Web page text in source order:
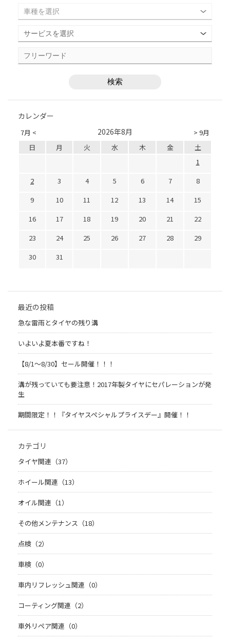
カレンダー
7月 < > 9月
2026年8月
日 月 火 水 木 金
土
1
2
3 4 5 6 7
8
9
10 11 12 13 14
15
16
17 18 19 20 21
22
23
24 25 26 27 28
29
30
31
最近の投稿
急な雷雨とタイヤの残り溝
いよいよ夏本番ですね！
【8/1～8/30】セール開催！！！
溝が残っていても要注意！2017年製タイヤにセパレーションが発
生
期間限定！！『タイヤスペシャルプライスデー』開催！！
カテゴリ
タイヤ関連（37）
ホイール関連（13）
オイル関連（1）
その他メンテナンス（18）
点検（2）
車検（0）
車内リフレッシュ関連（0）
コーティング関連（2）
車外リペア関連（0）